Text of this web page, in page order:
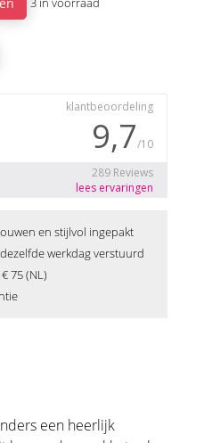
en stijlvol ingepakt
werkdag verstuurd
75 (NL)
een heerlijk